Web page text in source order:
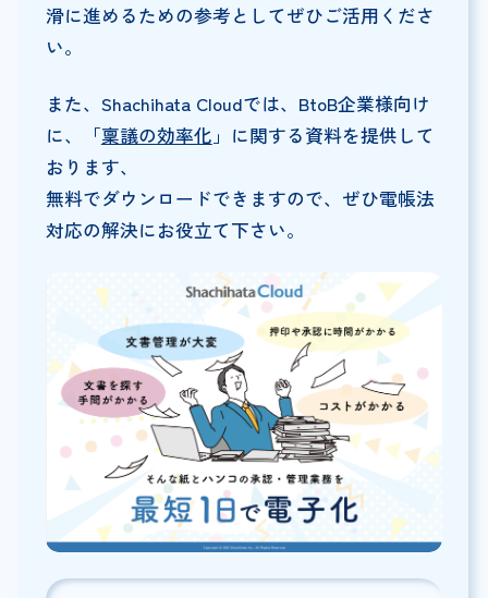
滑に進めるための参考としてぜひご活用くださ
い。
また、Shachihata Cloudでは、BtoB企業様向け
に、「稟議の効率化 」に関する資料を提供して
おります、
無料でダウンロードできますので、ぜひ電帳法
対応の解決にお役立て下さい。